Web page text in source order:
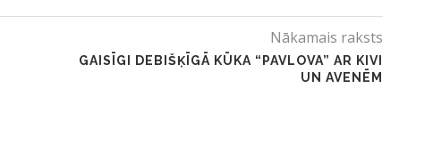
Nākamais raksts
GAISĪGI DEBIŠĶĪGĀ KŪKA “PAVLOVA” AR KIVI
UN AVENĒM